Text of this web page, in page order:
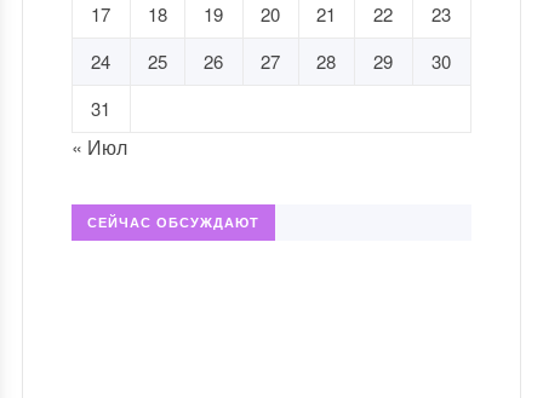
17
18 19 20 21 22
23
24
25 26 27 28 29
30
31
« Июл
СЕЙЧАС ОБСУЖДАЮТ